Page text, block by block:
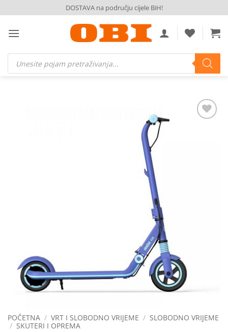
to
content
DOSTAVA na području cijele BiH!
Products
search
POČETNA / VRT I SLOBODNO VRIJEME / SLOBODNO VRIJEME
/ SKUTERI I OPREMA